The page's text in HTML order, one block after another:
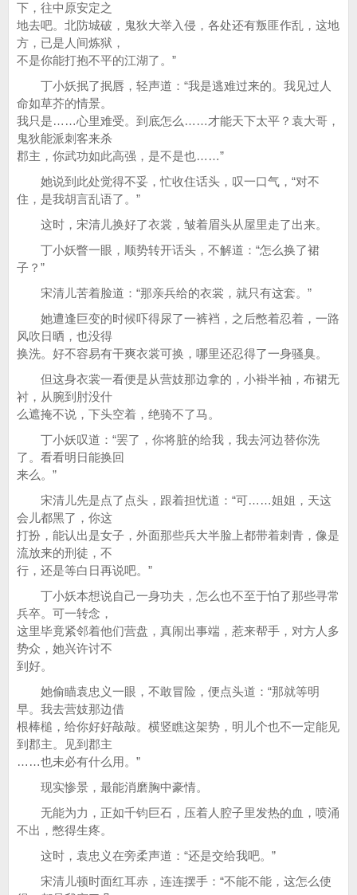
下，往中原安定之
地去吧。北防城破，鬼狄大举入侵，各处还有叛匪作乱，这地
方，已是人间炼狱，
不是你能打抱不平的江湖了。”
丁小妖抿了抿唇，轻声道：“我是逃难过来的。我见过人
命如草芥的情景。
我只是……心里难受。到底怎么……才能天下太平？袁大哥，
鬼狄能派刺客来杀
郡主，你武功如此高强，是不是也……”
她说到此处觉得不妥，忙收住话头，叹一口气，“对不
住，是我胡言乱语了。”
这时，宋清儿换好了衣裳，皱着眉头从屋里走了出来。
丁小妖瞥一眼，顺势转开话头，不解道：“怎么换了裙
子？”
宋清儿苦着脸道：“那亲兵给的衣裳，就只有这套。”
她遭逢巨变的时候吓得尿了一裤裆，之后憋着忍着，一路
风吹日晒，也没得
换洗。好不容易有干爽衣裳可换，哪里还忍得了一身骚臭。
但这身衣裳一看便是从营妓那边拿的，小褂半袖，布裙无
衬，从腕到肘没什
么遮掩不说，下头空着，绝骑不了马。
丁小妖叹道：“罢了，你将脏的给我，我去河边替你洗
了。看看明日能换回
来么。”
宋清儿先是点了点头，跟着担忧道：“可……姐姐，天这
会儿都黑了，你这
打扮，能认出是女子，外面那些兵大半脸上都带着刺青，像是
流放来的刑徒，不
行，还是等白日再说吧。”
丁小妖本想说自己一身功夫，怎么也不至于怕了那些寻常
兵卒。可一转念，
这里毕竟紧邻着他们营盘，真闹出事端，惹来帮手，对方人多
势众，她兴许讨不
到好。
她偷瞄袁忠义一眼，不敢冒险，便点头道：“那就等明
早。我去营妓那边借
根棒槌，给你好好敲敲。横竖瞧这架势，明儿个也不一定能见
到郡主。见到郡主
……也未必有什么用。”
现实惨景，最能消磨胸中豪情。
无能为力，正如千钧巨石，压着人腔子里发热的血，喷涌
不出，憋得生疼。
这时，袁忠义在旁柔声道：“还是交给我吧。”
宋清儿顿时面红耳赤，连连摆手：“不能不能，这怎么使